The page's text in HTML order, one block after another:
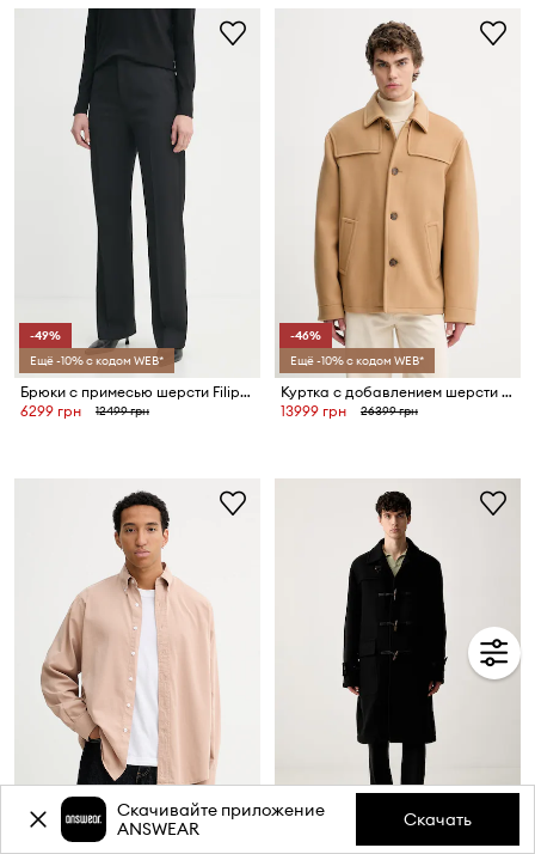
-49%
Ещё -10% с кодом WEB*
Брюки с примесью шерсти Filippa K
6299 грн
12499 грн
-46%
Ещё -10% с кодом WEB*
Куртка с добавлением шерсти Filippa K
13999 грн
26399 грн
Ещё -10% с кодом WEB*
-48%
Ещё -10% с кодом WEB*
Скачивайте приложение
ANSWEAR
Скачать